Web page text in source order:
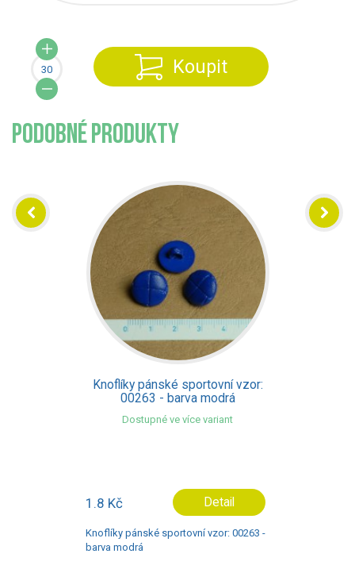
Koupit
PODOBNÉ PRODUKTY
Knoflíky pánské sportovní vzor:
00263 - barva modrá
Dostupné ve více variant
1.8 Kč Detail
Knoflíky pánské sportovní vzor: 00263 -
barva modrá